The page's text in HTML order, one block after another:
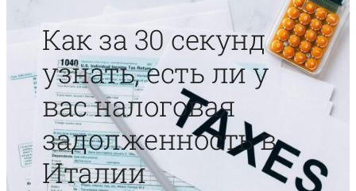
Как за 30 секунд
узнать, есть ли у
вас налоговая
задолженность в
Италии